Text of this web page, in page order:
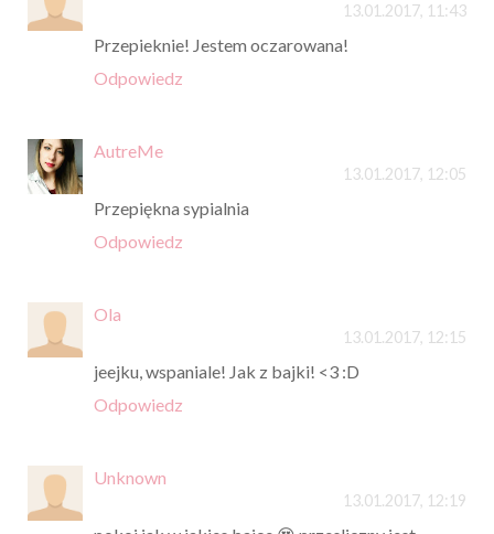
13.01.2017, 11:43
Przepieknie! Jestem oczarowana!
Odpowiedz
AutreMe
13.01.2017, 12:05
Przepiękna sypialnia
Odpowiedz
Ola
13.01.2017, 12:15
jeejku, wspaniale! Jak z bajki! <3 :D
Odpowiedz
Unknown
13.01.2017, 12:19